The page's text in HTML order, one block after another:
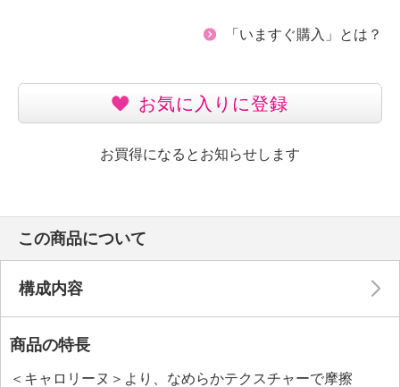
「いますぐ購入」とは？
お気に入りに登録
お買得になるとお知らせします
この商品について
構成内容
商品の特長
＜キャロリーヌ＞より、なめらかテクスチャーで摩擦